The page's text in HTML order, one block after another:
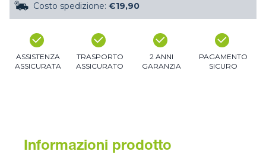
Costo spedizione: €19,90
ASSISTENZA
ASSICURATA
TRASPORTO
ASSICURATO
2 ANNI
GARANZIA
PAGAMENTO
SICURO
Informazioni prodotto